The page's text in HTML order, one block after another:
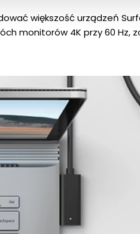
większość urządzeń
monitorów 4K przy 60 Hz,